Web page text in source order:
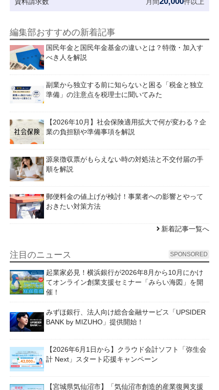
編集部おすすめの新着記事
国民年金と国民年金基金の違いとは？特徴・加入す
べき人を解説
副業から独立する前に知らないと困る「税金と独立
準備」の注意点を税理士に聞いてみた
【2026年10月】社会保険適用拡大で何が変わる？企
業の負担額や準備事項を解説
源泉徴収票がもらえない時の対処法と不交付届の手
順を解説
郵便料金の値上げが検討！事業者への影響とやって
おきたい対策方法
新着記事一覧へ
注目のニュース SPONSORED
起業家必見！横浜銀行が2026年8月から10月にかけ
てオンライン創業支援セミナー「みらい海図」を開
催！
みずほ銀行、法人向け総合金融サービス「UPSIDER
BANK by MIZUHO」提供開始！
【2026年6月1日から】クラウド会計ソフト「弥生会
計 Next」スタート応援キャンペーン
【宮城県気仙沼市】「気仙沼市創造的産業復興支援